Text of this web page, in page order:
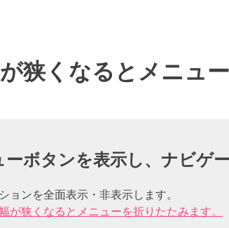
狭くなるとメニュ
ボタンを表示し、ナビゲ
ョンを全面表示・非表示します。
が狭くなるとメニューを折りたたみます。